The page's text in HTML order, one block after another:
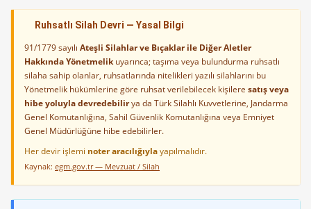
Ruhsatlı Silah Devri — Yasal Bilgi
91/1779 sayılı Ateşli Silahlar ve Bıçaklar ile Diğer Aletler
Hakkında Yönetmelikuyarınca; taşıma veya bulundurma ruhsatlı
silaha sahip olanlar, ruhsatlarında nitelikleri yazılı silahlarını bu
Yönetmelik hükümlerine göre ruhsat verilebilecek kişilere satış veya
hibe yoluyla devredebilirya da Türk Silahlı Kuvvetlerine, Jandarma
Genel Komutanlığına, Sahil Güvenlik Komutanlığına veya Emniyet
Genel Müdürlüğüne hibe edebilirler.
Her devir işlemi noter aracılığıylayapılmalıdır.
Kaynak: egm.gov.tr — Mevzuat / Silah